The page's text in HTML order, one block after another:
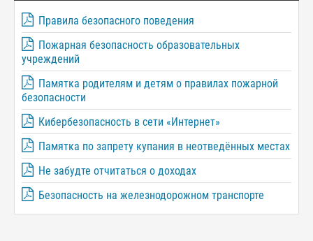
Правила безопасного поведения
Пожарная безопасность образовательных
учреждений
Памятка родителям и детям о правилах пожарной
безопасности
Кибербезопасность в сети «Интернет»
Памятка по запрету купания в неотведённых местах
Не забудте отчитаться о доходах
Безопасность на железнодорожном транспорте